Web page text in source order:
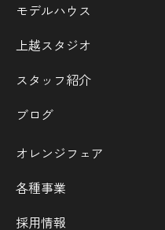
モデルハウス
上越スタジオ
スタッフ紹介
ブログ
オレンジフェア
各種事業
採用情報